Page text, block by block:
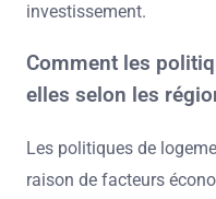
investissement.
Comment les
elles selon les
Les politiques de
raison de facteurs